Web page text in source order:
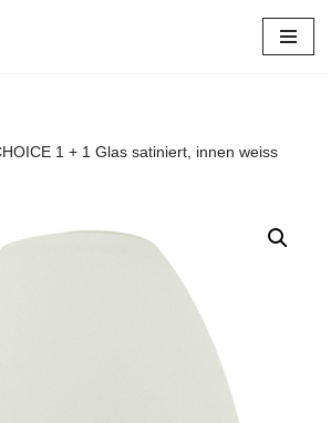
1 + 1 Glas satiniert, innen weiss